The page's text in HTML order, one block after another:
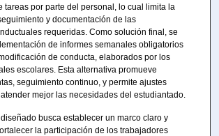
tareas por parte del personal, lo cual limita la
y documentación de las
requeridas. Como solución final, se
de informes semanales obligatorios
de conducta, elaborados por los
escolares. Esta alternativa promueve
seguimiento continuo, y permite ajustes
mejor las necesidades del estudiantado.
busca establecer un marco claro y
la participación de los trabajadores